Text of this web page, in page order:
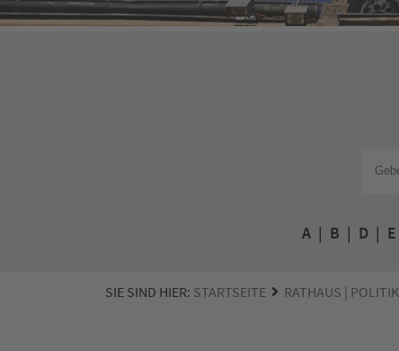
A| B | D| E
SIE SIND HIER: STARTSEITE RATHAUS | POLITIK